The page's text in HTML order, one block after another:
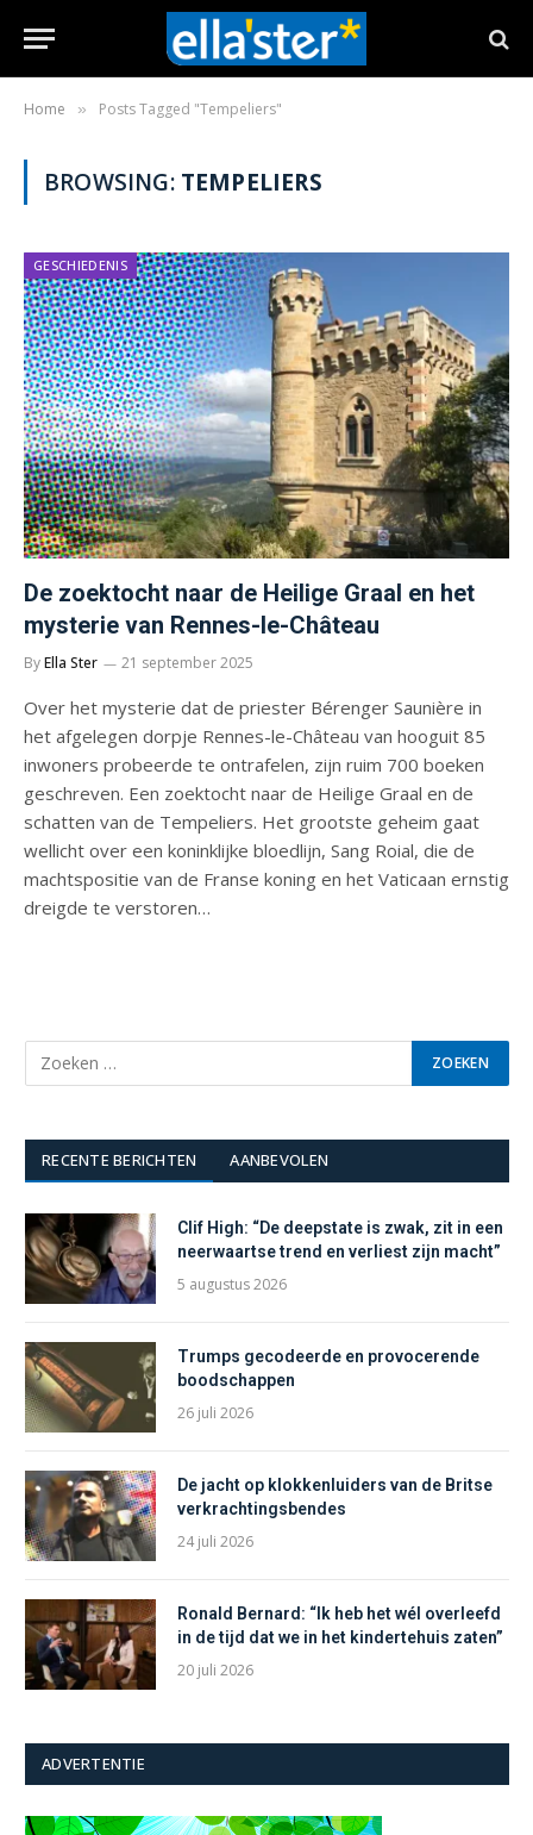
Home » Posts Tagged "Tempeliers"
BROWSING: TEMPELIERS
GESCHIEDENIS
De zoektocht naar de Heilige Graal en het
mysterie van Rennes-le-Château
ByElla Ster 21 september 2025
Over het mysterie dat de priester Bérenger Saunière in
het afgelegen dorpje Rennes-le-Château van hooguit 85
inwoners probeerde te ontrafelen, zijn ruim 700 boeken
geschreven. Een zoektocht naar de Heilige Graal en de
schatten van de Tempeliers. Het grootste geheim gaat
wellicht over een koninklijke bloedlijn, Sang Roial, die de
machtspositie van de Franse koning en het Vaticaan ernstig
dreigde te verstoren…
RECENTE BERICHTEN AANBEVOLEN
Clif High: “De deepstate is zwak, zit in een
neerwaartse trend en verliest zijn macht”
5 augustus 2026
Trumps gecodeerde en provocerende
boodschappen
26 juli 2026
De jacht op klokkenluiders van de Britse
verkrachtingsbendes
24 juli 2026
Ronald Bernard: “Ik heb het wél overleefd
in de tijd dat we in het kindertehuis zaten”
20 juli 2026
ADVERTENTIE